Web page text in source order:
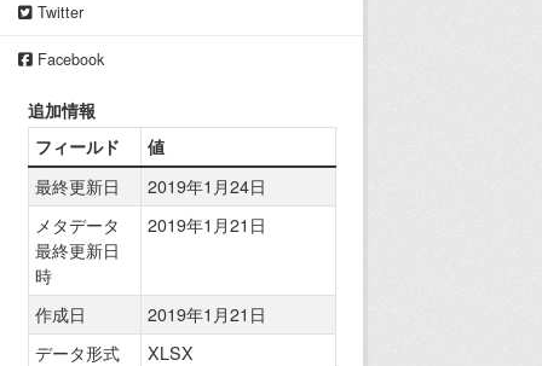
Twitter
Facebook
追加情報
フィールド
値
最終更新日
2019年1月24日
メタデータ
最終更新日
時
2019年1月21日
作成日
2019年1月21日
データ形式
XLSX